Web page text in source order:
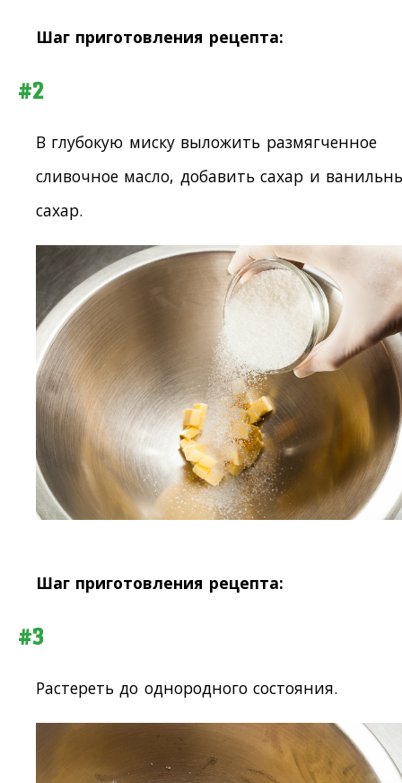
Шаг приготовления рецепта:
#2
В глубокую миску выложить размягченное
сливочное масло, добавить сахар и
сахар.
Шаг приготовления рецепта:
#3
Растереть до однородного состояния.